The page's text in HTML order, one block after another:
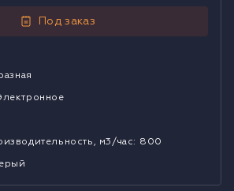
Под заказ
м3/час: 800